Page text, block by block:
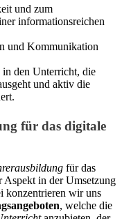
und zum
informationsreichen
und Kommunikation
den Unterricht, die
und aktiv die
für das digitale
für das
Aspekt in der Umsetzung
konzentrieren wir uns
, welche die